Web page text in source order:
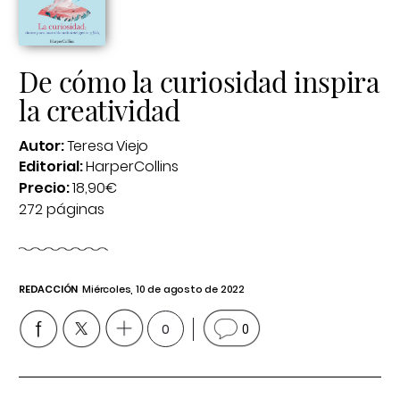
De cómo la curiosidad inspira
la creatividad
Autor:Teresa Viejo
Editorial:HarperCollins
Precio:18,90€
272 páginas
REDACCIÓN Miércoles, 10 de agosto de 2022
0 0